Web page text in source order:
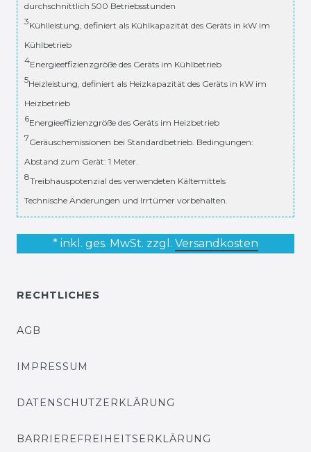
durchschnittlich 500 Betriebsstunden
3Kühlleistung, definiert als Kühlkapazität des Geräts in kW im
Kühlbetrieb
4Energieeffizienzgröße des Geräts im Kühlbetrieb
5Heizleistung, definiert als Heizkapazität des Geräts in kW im
Heizbetrieb
6Energieeffizienzgröße des Geräts im Heizbetrieb
7Geräuschemissionen bei Standardbetrieb. Bedingungen:
Abstand zum Gerät: 1 Meter.
8Treibhauspotenzial des verwendeten Kältemittels
Technische Änderungen und Irrtümer vorbehalten.
* inkl. ges. MwSt. zzgl. Versandkosten
RECHTLICHES
AGB
IMPRESSUM
DATENSCHUTZERKLÄRUNG
BARRIEREFREIHEITSERKLÄRUNG